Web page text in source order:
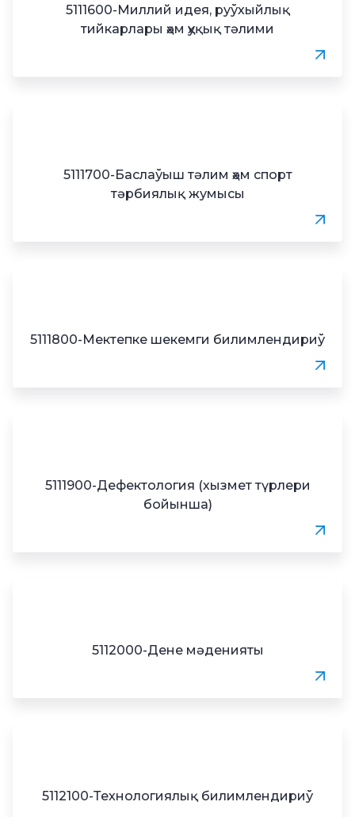
5111600-Миллий идея, руўхыйлық
тийкарлары ҳәм ҳуқық тәлими
5111700-Баслаўыш тәлим ҳәм спорт
тәрбиялық жумысы
5111800-Мектепке шекемги билимлендириў
5111900-Дефектология (хызмет түрлери
бойынша)
5112000-Дене мәденияты
5112100-Технологиялық билимлендириў